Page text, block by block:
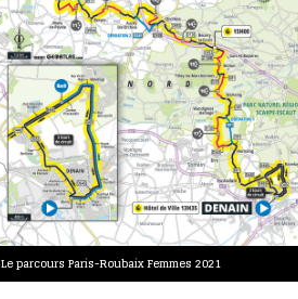
Le parcours Paris-Roubaix Femmes 2021